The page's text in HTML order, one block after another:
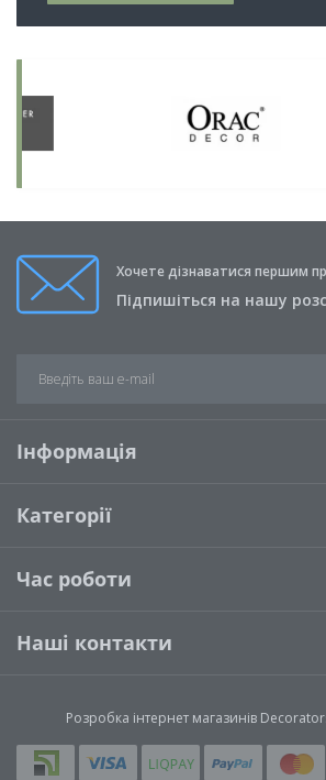
Хочете дізнаватися першим
Підпишіться на нашу
Інформація
Категорії
Час роботи
Наші контакти
Розробка інтернет магазинів